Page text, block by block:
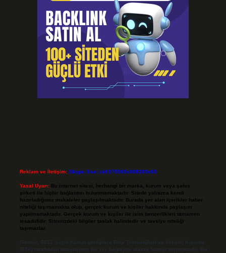
Reklam ve İletişim: Skype: live:.cid.575569c608265c69
Yasal Uyarı: Bu internet sitesi, herhangi bir marka, kurum veya şahıs
şirketi ile hiçbir bağlantısı bulunmamaktadır. Sitede yalnızca kendi
hazırladığımız makaleler paylaşılmaktadır. Burada yer alan içerikler haber
niteliği taşımamakta olup, gerçek kurum ve kişiler hakkında paylaşım
yapılmamaktadır. Gerçek kurum ve kişiler ile isim benzerlikleri tamamen
tesadüfidir. Sitemizdeki bilgiler taslak halindedir ve tavsiye niteliği
taşımazlar.
Sitemiz, 5651 Sayılı Kanun gereğince Bilgi Teknolojileri ve İletişim Kurumu
(BTK) tarafından onaylanmış bir Yer Sağlayıcı olarak hizmet vermektedir. Bu